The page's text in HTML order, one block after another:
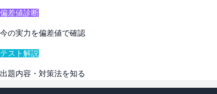
偏差値診断
今の実力を偏差値で確認
テスト解説
出題内容・対策法を知る